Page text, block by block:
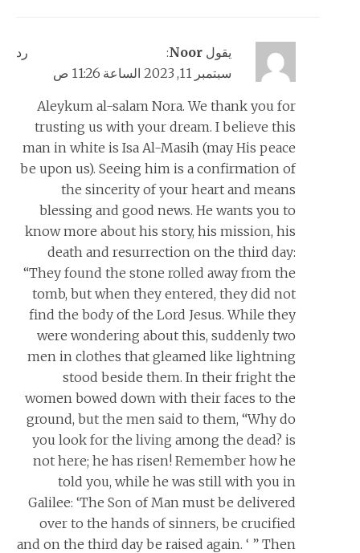
يقول Noor
:
سبتمبر 11, 2023 الساعة 11:26 ص
Aleykum al-salam Nora. We thank you for
trusting us with your dream. I believe this
man in white is Isa Al-Masih (may His peace
be upon us). Seeing him is a confirmation of
the sincerity of your heart and means
blessing and good news. He wants you to
know more about his story, his mission, his
death and resurrection on the third day:
“They found the stone rolled away from the
tomb, but when they entered, they did not
find the body of the Lord Jesus. While they
were wondering about this, suddenly two
men in clothes that gleamed like lightning
stood beside them. In their fright the
women bowed down with their faces to the
ground, but the men said to them, “Why do
you look for the living among the dead? is
not here; he has risen! Remember how he
told you, while he was still with you in
Galilee: ‘The Son of Man must be delivered
over to the hands of sinners, be crucified
and on the third day be raised again. ‘ ” Then
رد